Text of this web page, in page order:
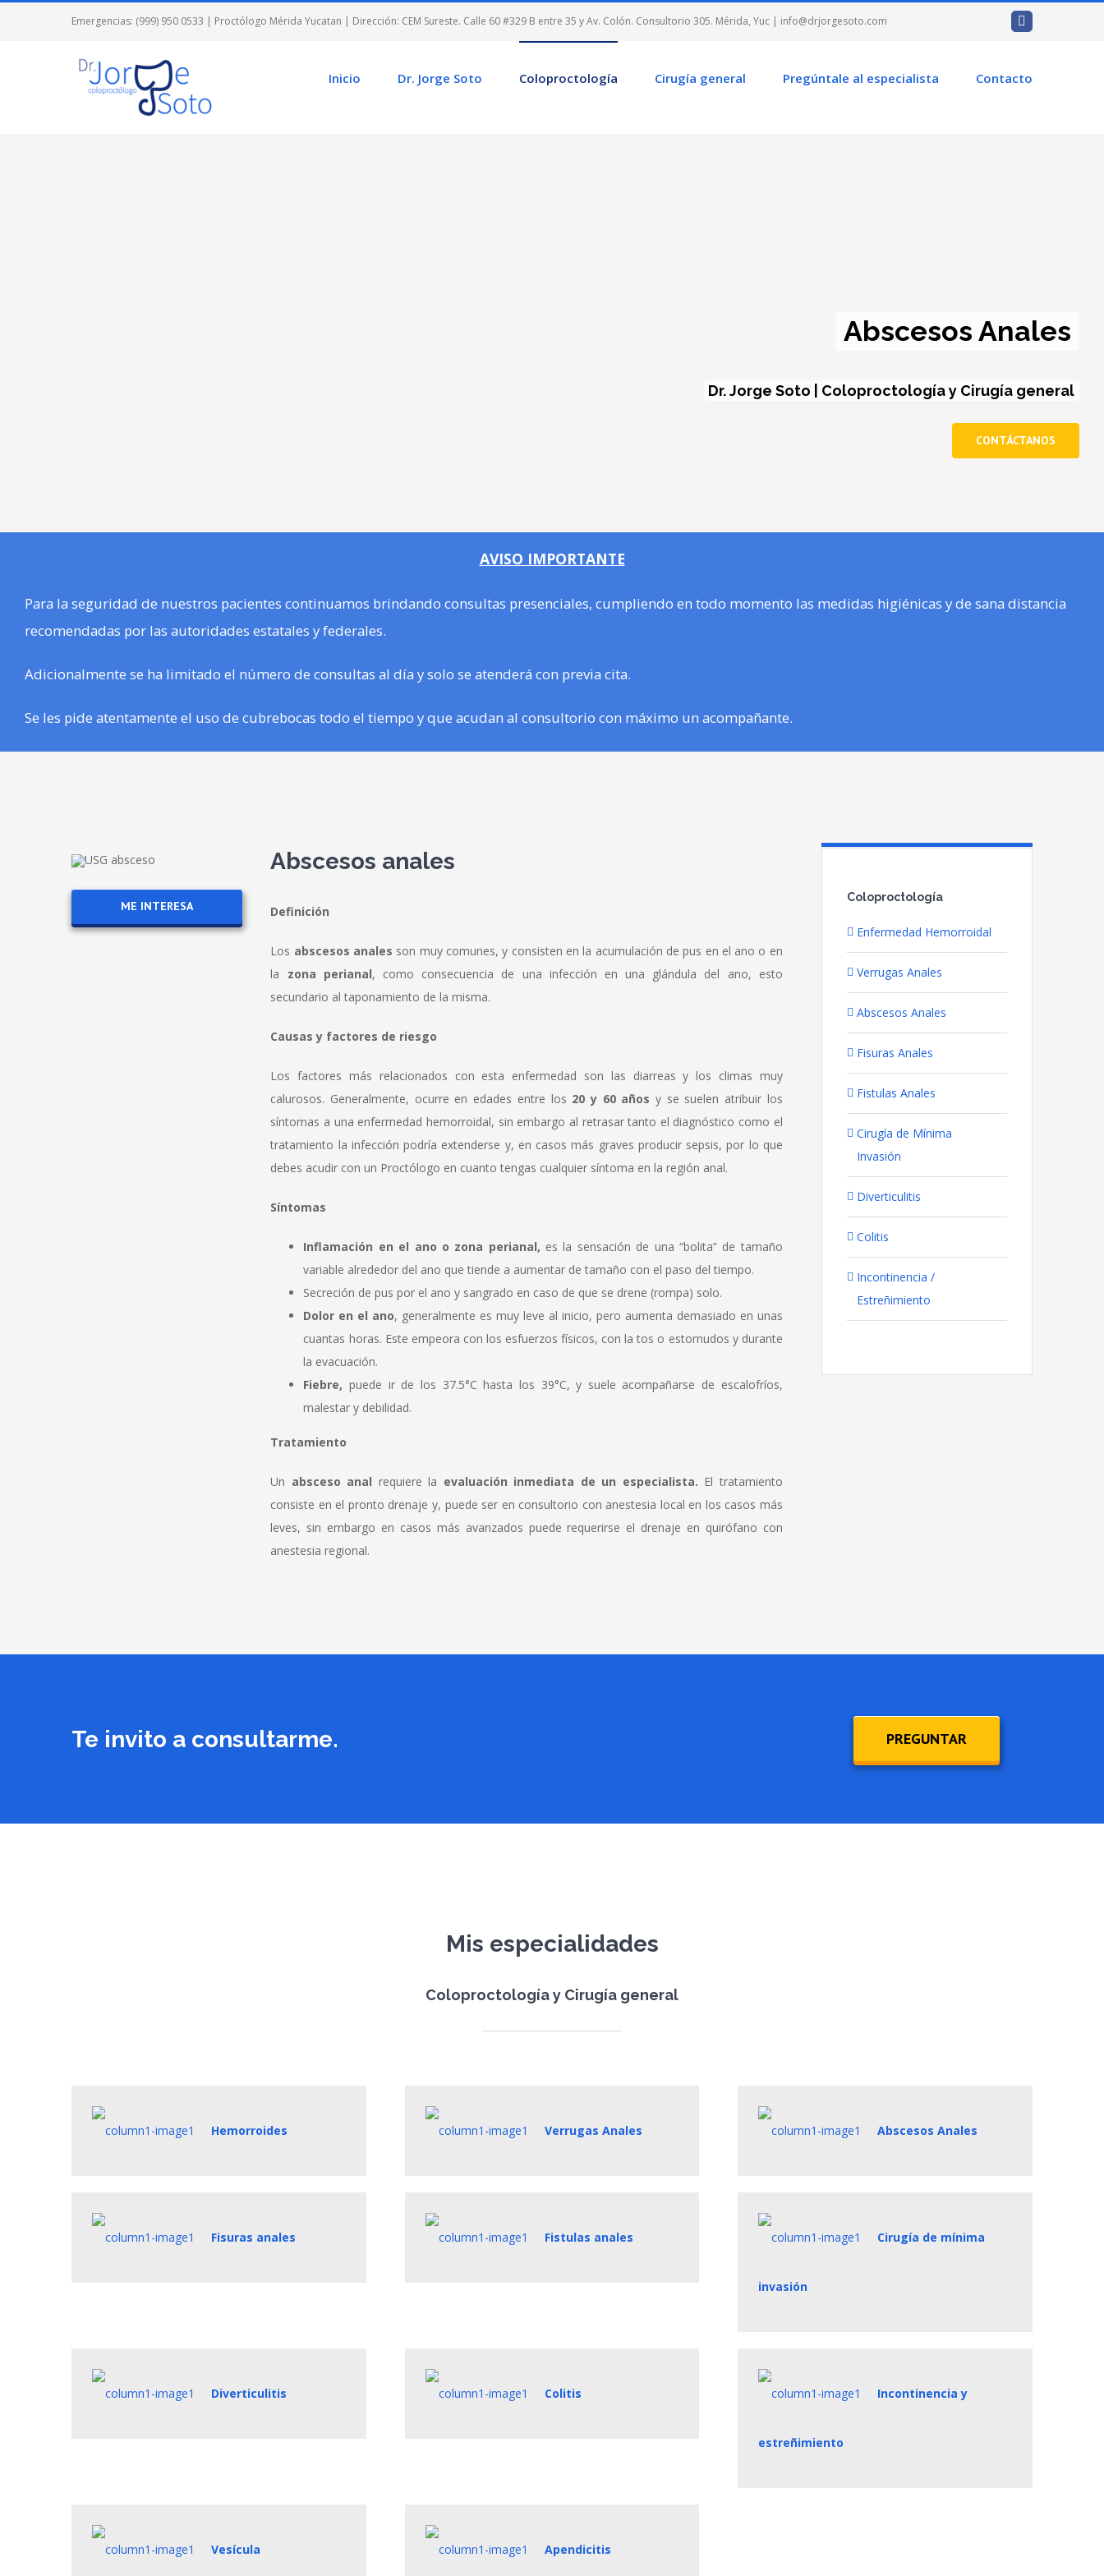
Emergencias: (999) 950 0533 | Proctólogo Mérida Yucatan | Dirección: CEM Sureste. Calle 60 #329 B entre 35 y Av. Colón. Consultorio 305. Mérida, Yuc | info@drjorgesoto.com
Inicio Dr. Jorge Soto Coloproctología Cirugía general Pregúntale al especialista Contacto
Abscesos Anales
Dr. Jorge Soto | Coloproctología y Cirugía general
CONTÁCTANOS
AVISO IMPORTANTE
Para la seguridad de nuestros pacientes continuamos brindando consultas presenciales, cumpliendo en todo momento las medidas higiénicas y de sana distancia
recomendadas por las autoridades estatales y federales.
Adicionalmente se ha limitado el número de consultas al día y solo se atenderá con previa cita.
Se les pide atentamente el uso de cubrebocas todo el tiempo y que acudan al consultorio con máximo un acompañante.
ME INTERESA
Abscesos anales
Definición
Los abscesos anales son muy comunes, y consisten en la acumulación de pus en el ano o en
la zona perianal, como consecuencia de una infección en una glándula del ano, esto
secundario al taponamiento de la misma.
Causas y factores de riesgo
Los factores más relacionados con esta enfermedad son las diarreas y los climas muy
calurosos. Generalmente, ocurre en edades entre los 20 y 60 años y se suelen atribuir los
síntomas a una enfermedad hemorroidal, sin embargo al retrasar tanto el diagnóstico como el
tratamiento la infección podría extenderse y, en casos más graves producir sepsis, por lo que
debes acudir con un Proctólogo en cuanto tengas cualquier síntoma en la región anal.
Síntomas
Inflamación en el ano o zona perianal, es la sensación de una “bolita” de tamaño
variable alrededor del ano que tiende a aumentar de tamaño con el paso del tiempo.
Secreción de pus por el ano y sangrado en caso de que se drene (rompa) solo.
Dolor en el ano, generalmente es muy leve al inicio, pero aumenta demasiado en unas
cuantas horas. Este empeora con los esfuerzos físicos, con la tos o estornudos y durante
la evacuación.
Fiebre, puede ir de los 37.5°C hasta los 39°C, y suele acompañarse de escalofríos,
malestar y debilidad.
Tratamiento
Un absceso anal requiere la evaluación inmediata de un especialista. El tratamiento
consiste en el pronto drenaje y, puede ser en consultorio con anestesia local en los casos más
leves, sin embargo en casos más avanzados puede requerirse el drenaje en quirófano con
anestesia regional.
Coloproctología
Enfermedad Hemorroidal
Verrugas Anales
Abscesos Anales
Fisuras Anales
Fistulas Anales
Cirugía de Mínima
Invasión
Diverticulitis
Colitis
Incontinencia /
Estreñimiento
Te invito a consultarme. PREGUNTAR
Mis especialidades
Coloproctología y Cirugía general
Hemorroides Verrugas Anales Abscesos Anales
Fisuras anales Fistulas anales Cirugía de mínima
invasión
Diverticulitis Colitis Incontinencia y
estreñimiento
Vesícula Apendicitis